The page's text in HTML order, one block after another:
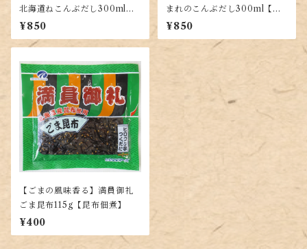
北海道ねこんぶだし300ml
【使いやすい液体タイプ】
¥850
まれのこんぶだし300ml【手
軽な液体だし】
¥850
【ごまの風味香る】満員御礼
ごま昆布115g【昆布佃煮】
¥400